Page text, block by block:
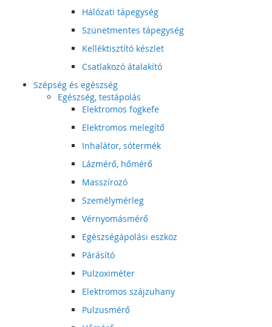
Hálózati tápegység
Szünetmentes tápegység
Kelléktisztító készlet
Csatlakozó átalakító
Szépség és egészség
Egészség, testápolás
Elektromos fogkefe
Elektromos melegítő
Inhalátor, sótermék
Lázmérő, hőmérő
Masszírozó
Személymérleg
Vérnyomásmérő
Egészségápolási eszköz
Párásító
Pulzoximéter
Elektromos szájzuhany
Pulzusmérő